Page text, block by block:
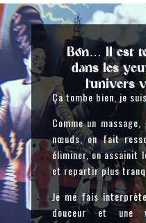
Bon… Il est
dans les
l’univers
Ça tombe bien, je
Comme un
nœuds, on fait
éliminer, on assainit
et repartir plus
Je me fais
douceur et une